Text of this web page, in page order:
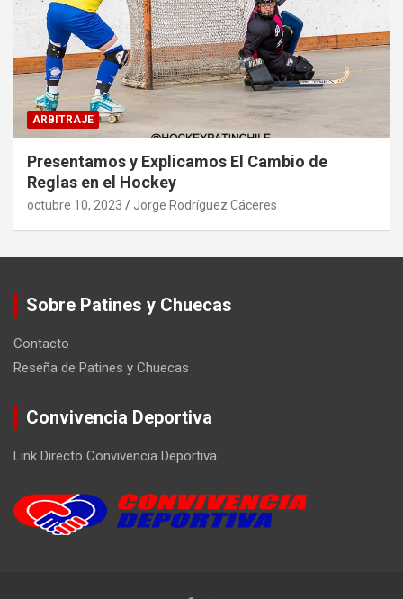
ARBITRAJE
Presentamos y Explicamos El Cambio de
Reglas en el Hockey
octubre 10, 2023 Jorge Rodríguez Cáceres
Sobre Patines y Chuecas
Contacto
Reseña de Patines y Chuecas
Convivencia Deportiva
Link Directo Convivencia Deportiva